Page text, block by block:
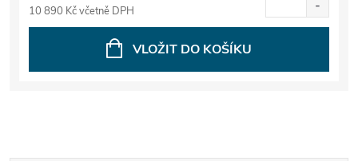
10 890 Kč včetně DPH
VLOŽIT DO KOŠÍKU